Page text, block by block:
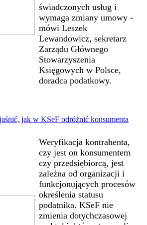
świadczonych usług i
wymaga zmiany umowy -
mówi Leszek
Lewandowicz, sekretarz
Zarządu Głównego
Stowarzyszenia
Księgowych w Polsce,
doradca podatkowy.
jak w KSeF odróżnić konsumenta
Weryfikacja kontrahenta,
czy jest on konsumentem
czy przedsiębiorcą, jest
zależna od organizacji i
funkcjonujących procesów
określenia statusu
podatnika. KSeF nie
zmienia dotychczasowej